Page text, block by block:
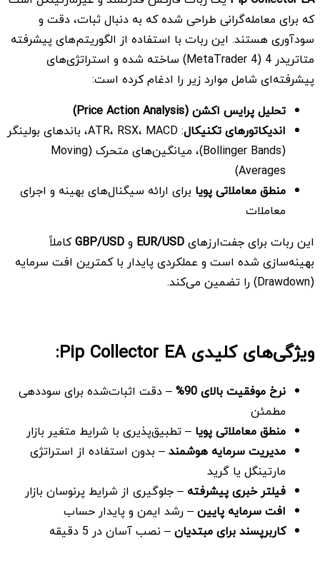
که برای معامله‌گرانی طراحی شده که به دنبال ثبات، دقت و
سودآوری هستند. این ربات با استفاده از الگوریتم‌های پیشرفته
متاتریدر 4 (MetaTrader 4) ساخته شده و استراتژی‌های
پیشرفته‌ای شامل موارد زیر را ادغام کرده است:
تحلیل پرایس اکشن(Price Action Analysis)
اندیکاتورهای تکنیکال
: ATR، RSX، MACD، باندهای بولینگر
(Bollinger Bands)، میانگین‌های متحرک (Moving
Averages)
منطق معاملاتی پویا برای ارائه سیگنال‌های بهینه و اجرای
معاملات
این ربات برای جفت‌ارزهایEUR/USD وGBP/USDکاملاً
بهینه‌سازی شده است و عملکردی پایدار با کمترین افت سرمایه
(Drawdown) را تضمین می‌کند.
ویژگی‌های کلیدی Pip Collector EA:
نرخ موفقیت بالای 90 %– دقت اثبات‌شده برای سوددهی
مطمئن
منطق معاملاتی پویا – تطبیق‌پذیری با شرایط متغیر بازار
مدیریت سرمایه هوشمند– بدون استفاده از استراتژی
مارتینگل یا گرید
فیلتر خبری پیشرفته – جلوگیری از شرایط پرنوسان بازار
افت سرمایه پایین– رشد ایمن و پایدار حساب
کاربرپسند برای مبتدیان– نصب آسان در 5 دقیقه